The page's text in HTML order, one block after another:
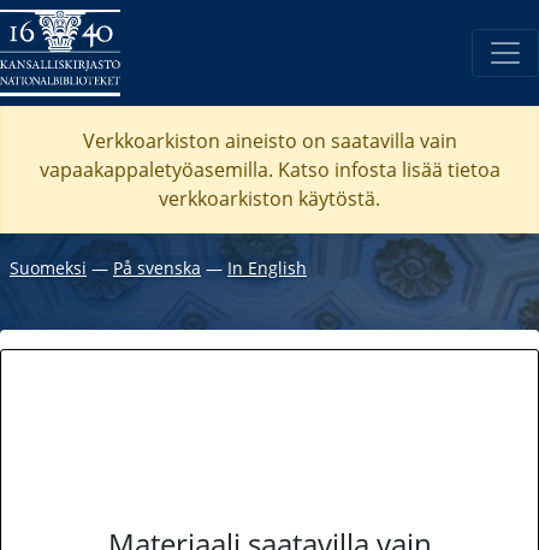
Verkkoarkiston aineisto on saatavilla vain
vapaakappaletyöasemilla. Katso infosta lisää tietoa
verkkoarkiston käytöstä.
Suomeksi ― På svenska ― In English